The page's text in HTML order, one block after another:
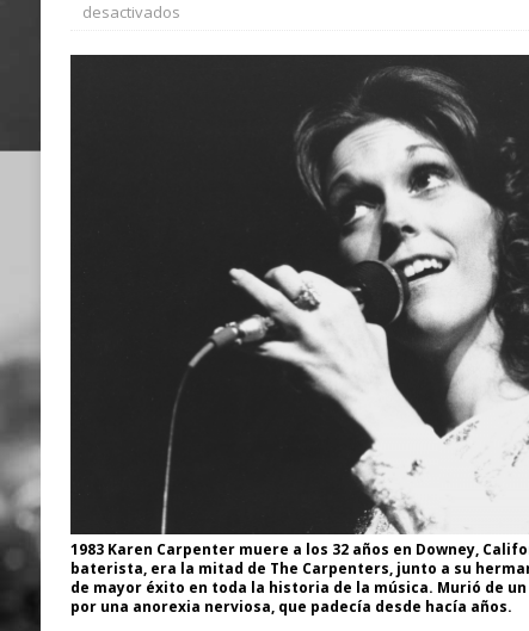
desactivados
1983 Karen Carpenter muere a los 32 años en Downey,
baterista, era la mitad de The Carpenters, junto a su
de mayor éxito en toda la historia de la música. Murió de
por una anorexia nerviosa, que padecía desde hacía años.